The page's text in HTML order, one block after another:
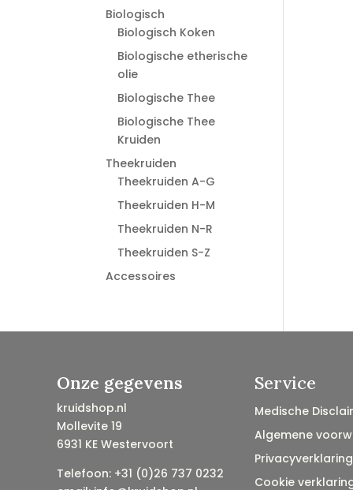
Biologisch
Biologisch Koken
Biologische etherische
olie
Biologische Thee
Biologische Thee
Kruiden
Theekruiden
Theekruiden A-G
Theekruiden H-M
Theekruiden N-R
Theekruiden S-Z
Accessoires
Onze gegevens
kruidshop.nl
Mollevite 19
6931 KE Westervoort
Telefoon: +31 (0)26 737 0232
Service
Medische
Algemene
Privacyverklaring
Cookie